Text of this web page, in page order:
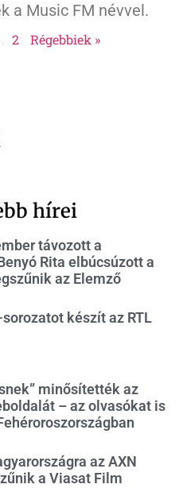
a Music FM névvel.
2 Régebbiek »
hírei
távozott a
Rita elbúcsúzott a
az Elemző
készít az RTL
minősítették az
– az olvasókat is
az AXN
a Viasat Film